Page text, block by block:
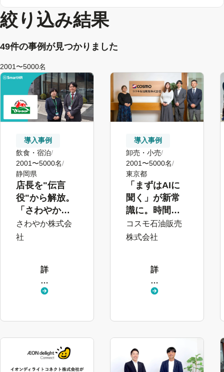
絞り込み結果
49件の事例が見つかりました
2001〜5000名
導入事例
飲食・宿泊
2001〜5000名
静岡県
店長を"伝言
役"から解放。
「さわやか」
が実現した、
店舗運営・接
さわやか株式会
社
詳
し
く
導入事例
卸売・小売
2001〜5000名
東京都
「まずはAIに
聞く」が新常
識に。時間外
対応・業務中
断を大幅削減
ニケーション
コスモ石油販売
株式会社
詳
し
く